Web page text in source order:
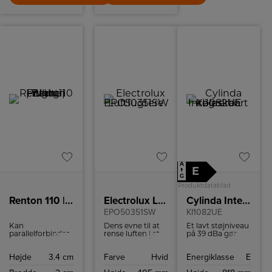
Renton 110 | Batten Light Fitting | White
Kan
parallelforbindes
Tilslutningsledning
Højde
3.4 cm
Electrolux Luftfugtere
EPO50351SW
Dens evne til at
rense luften i et
særlig
Farve
Hvid
A
↑
G
E
Produktdatablad
Cylinda Integrerbart køleskab
KI1082UE
Et lavt støjniveau
på 39 dBa gør
tilstedeværelse i
Energiklasse
E